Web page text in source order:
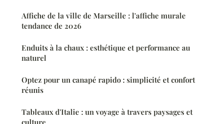
Affiche de la ville de Marseille : l'affiche murale
tendance de 2026
Enduits à la chaux : esthétique et performance au
naturel
Optez pour un canapé rapido : simplicité et confort
réunis
Tableaux d'Italie : un voyage à travers paysages et